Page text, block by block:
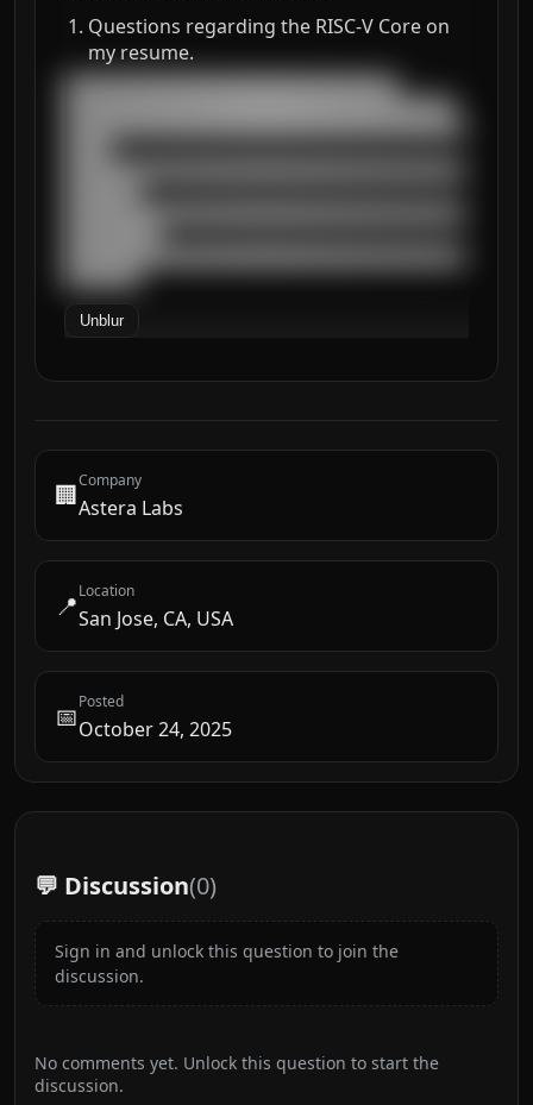
Questions regarding the RISC-V Core on
my resume.
███████████████████████████████████
█████████████████████████████████████████
██████████████████████████████████████████
████████
Unblur
🏢Company
Astera Labs
📍Location
San Jose, CA, USA
📅Posted
October 24, 2025
💬 Discussion(0)
Sign in and unlock this question to join the
discussion.
No comments yet. Unlock this question to start the
discussion.